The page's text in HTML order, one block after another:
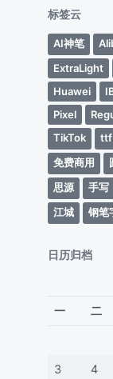
标签云
AI神笔
ExtraLight
Huawei
Pixel
TikTok
ttf
免费商用
思源
手写
江城
钢笔
日历归档
一 二
3 4